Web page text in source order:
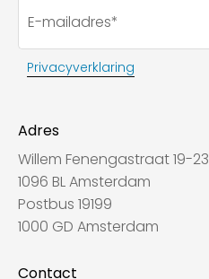
Adres
Willem Fenengastraat 19-23
1096 BL Amsterdam
Postbus 19199
1000 GD Amsterdam
Contact
Privacyverklaring